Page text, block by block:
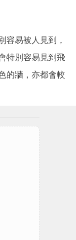
容易被人見到，
特別容易見到飛
的牆，亦都會較